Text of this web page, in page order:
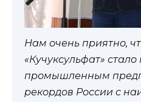
Нам очень приятно,
«Кучуксульфат»
промышленным
рекордов России с